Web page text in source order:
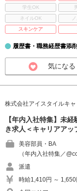
学生OK
ネイルOK
スキンケア
履歴書・職務経歴書添
気になる
株式会社アイスタイルキャ
【年内入社特集】未
き求人＜キャリアアッ
美容部員・BA
（年内入社特集／
派遣
時給1,410円 ～